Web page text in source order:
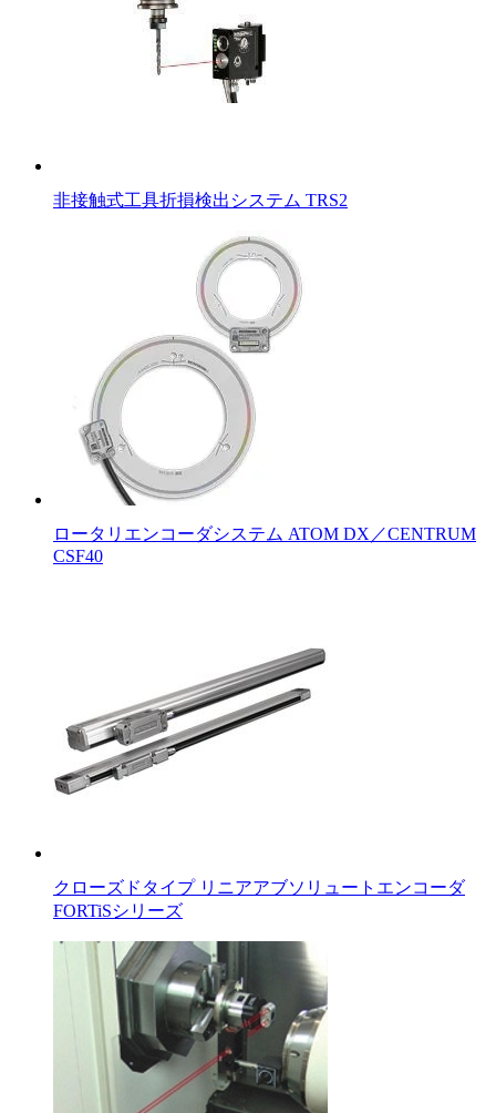
非接触式工具折損検出システム TRS2
ロータリエンコーダシステム ATOM DX／CENTRUM
CSF40
クローズドタイプ リニアアブソリュートエンコーダ
FORTiSシリーズ